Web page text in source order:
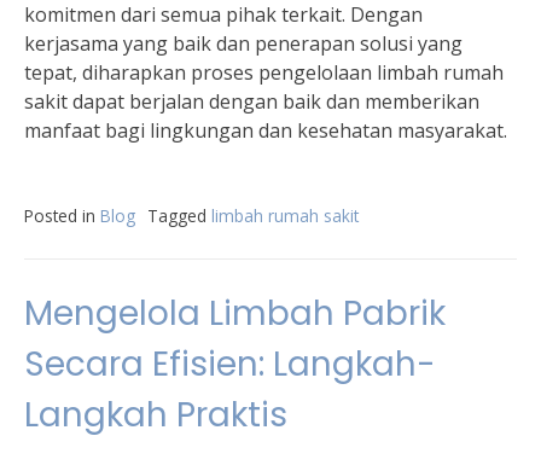
komitmen dari semua pihak terkait. Dengan
kerjasama yang baik dan penerapan solusi yang
tepat, diharapkan proses pengelolaan limbah rumah
sakit dapat berjalan dengan baik dan memberikan
manfaat bagi lingkungan dan kesehatan masyarakat.
Posted in Blog Tagged limbah rumah sakit
Mengelola Limbah Pabrik
Secara Efisien: Langkah-
Langkah Praktis